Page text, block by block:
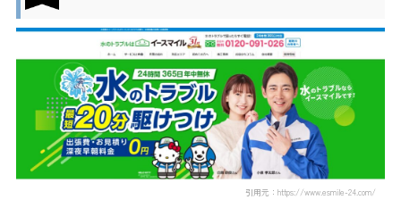
引用元：https://www.esmile-24.com/